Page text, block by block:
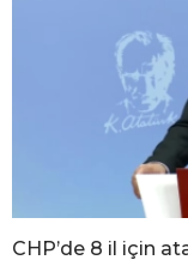
CHP’de 8 il için